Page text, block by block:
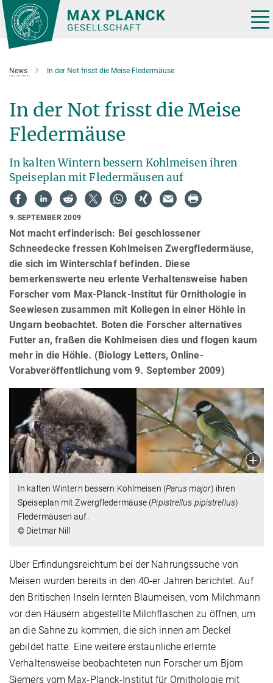
Hauptinhalt
News In der Not frisst die Meise Fledermäuse
In der Not frisst die Meise
Fledermäuse
In kalten Wintern bessern Kohlmeisen ihren
Speiseplan mit Fledermäusen auf
9. SEPTEMBER 2009
Not macht erfinderisch: Bei geschlossener
Schneedecke fressen Kohlmeisen Zwergfledermäuse,
die sich im Winterschlaf befinden. Diese
bemerkenswerte neu erlente Verhaltensweise haben
Forscher vom Max-Planck-Institut für Ornithologie in
Seewiesen zusammen mit Kollegen in einer Höhle in
Ungarn beobachtet. Boten die Forscher alternatives
Futter an, fraßen die Kohlmeisen dies und flogen kaum
mehr in die Höhle. (Biology Letters, Online-
Vorabveröffentlichung vom 9. September 2009)
In kalten Wintern bessern Kohlmeisen (Parus major) ihren
Speiseplan mit Zwergfledermäuse (Pipistrellus pipistrellus)
Fledermäusen auf.
© Dietmar Nill
Über Erfindungsreichtum bei der Nahrungssuche von
Meisen wurden bereits in den 40-er Jahren berichtet. Auf
den Britischen Inseln lernten Blaumeisen, vom Milchmann
vor den Häusern abgestellte Milchflaschen zu öffnen, um
an die Sahne zu kommen, die sich innen am Deckel
gebildet hatte. Eine weitere erstaunliche erlernte
Verhaltensweise beobachteten nun Forscher um Björn
Siemers vom Max-Planck-Institut für Ornithologie mit